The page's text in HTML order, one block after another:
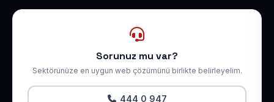
Sorunuz mu var?
Sektörünüze en uygun web çözümünü birlikte belirleyelim.
444 0 947